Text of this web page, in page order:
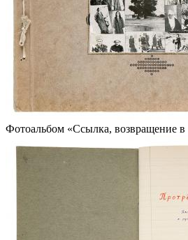
Фотоальбом «Ссылка, возвращение